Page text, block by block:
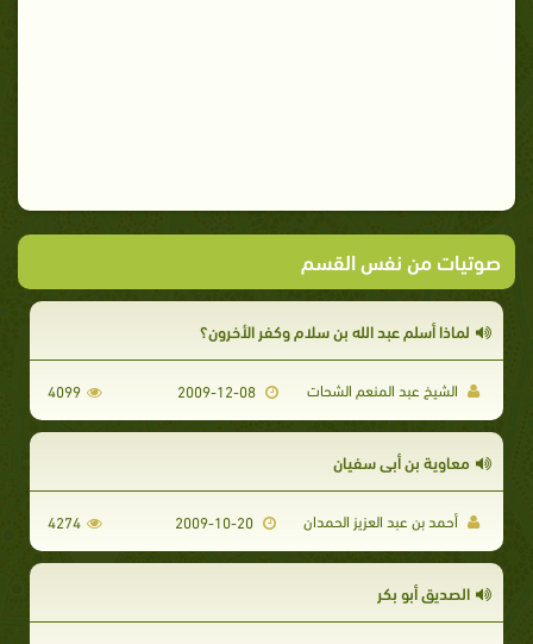
صوتيات من نفس القسم
لماذا أسلم عبد الله بن سلام وكفر الأخرون؟
الشيخ عبد المنعم الشحات 2009-12-08
4099
معاوية بن أبي سفيان
أحمد بن عبد العزيز الحمدان 2009-10-20
4274
الصديق أبو بكر